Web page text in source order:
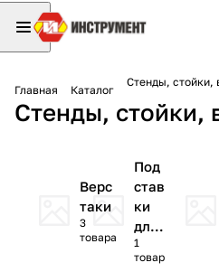
Главная Каталог
Стенды, стойки,
Стенды, стойки,
Верс
таки
3
товара
Под
став
ки
для
пил
ени
1
товар